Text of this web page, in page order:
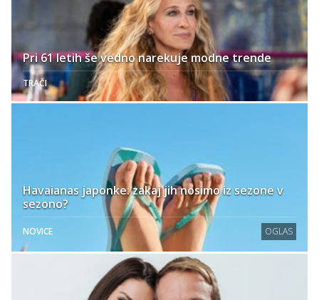
Pri 61 letih še vedno narekuje modne trende
TRAČI
Havaianas japonke: zakaj jih nosimo iz sezone v
sezono?
NOVICE OGLAS